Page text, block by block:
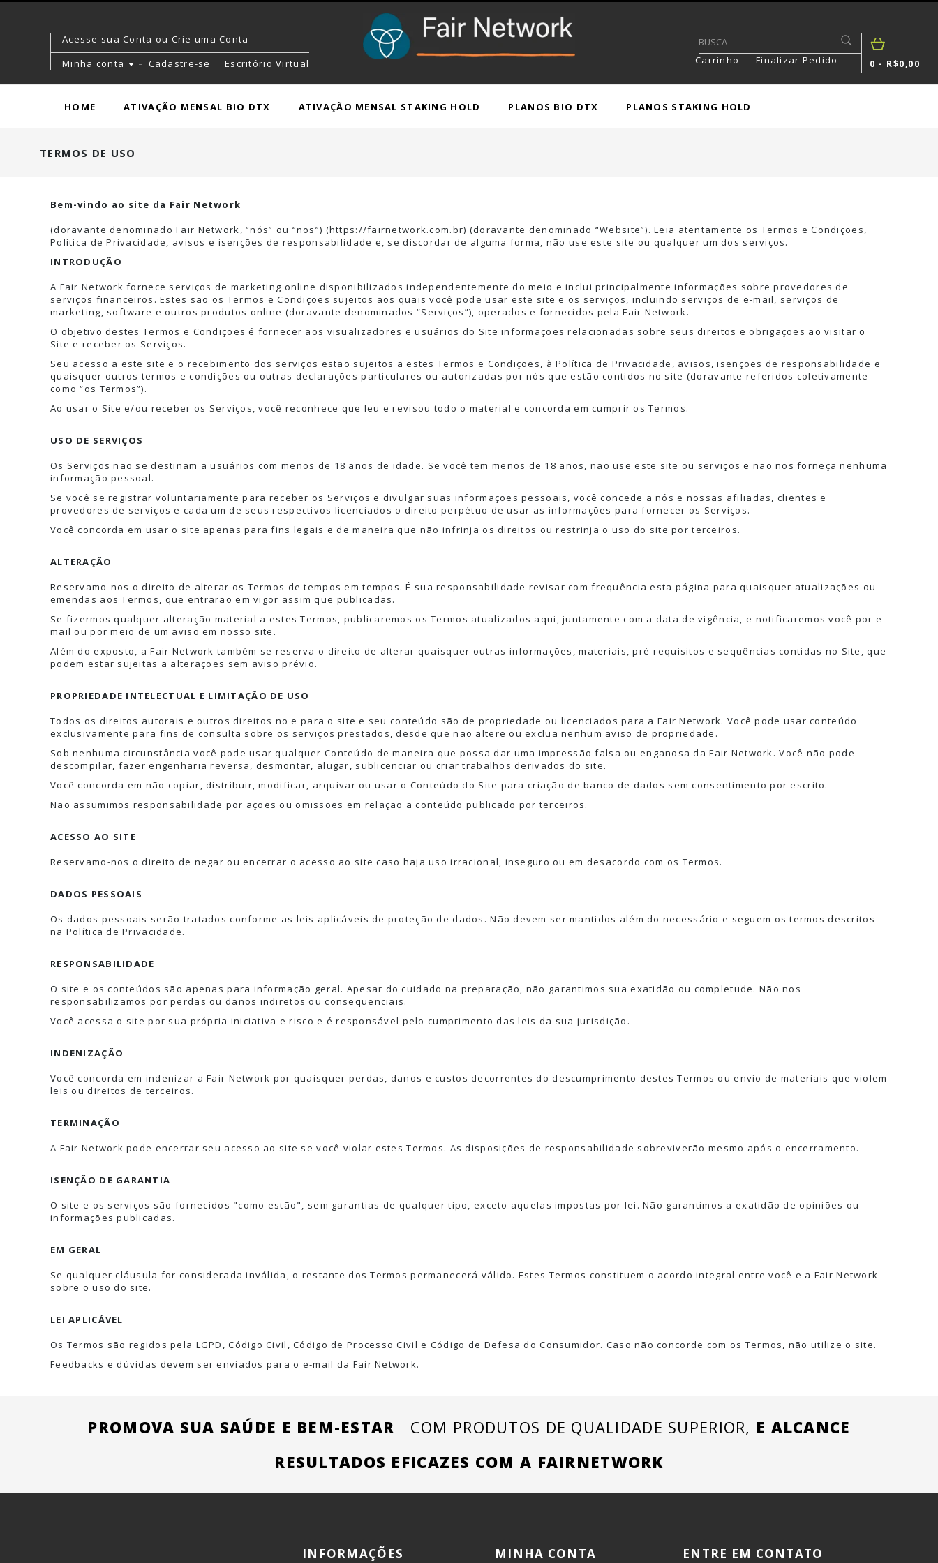
Acesse sua Conta ou Crie uma Conta
Minha conta
Cadastre-se Escritório Virtual 0 - R$0,00
Carrinho - Finalizar Pedido
HOME ATIVAÇÃO MENSAL BIO DTX ATIVAÇÃO MENSAL STAKING HOLD PLANOS BIO DTX PLANOS STAKING HOLD
TERMOS DE USO
Bem-vindo ao site da Fair Network
(doravante denominado Fair Network, “nós” ou “nos”) (https://fairnetwork.com.br) (doravante denominado “Website”). Leia atentamente os Termos e Condições,
Política de Privacidade, avisos e isenções de responsabilidade e, se discordar de alguma forma, não use este site ou qualquer um dos serviços.
INTRODUÇÃO
A Fair Network fornece serviços de marketing online disponibilizados independentemente do meio e inclui principalmente informações sobre provedores de
serviços financeiros. Estes são os Termos e Condições sujeitos aos quais você pode usar este site e os serviços, incluindo serviços de e-mail, serviços de
marketing, software e outros produtos online (doravante denominados “Serviços”), operados e fornecidos pela Fair Network.
O objetivo destes Termos e Condições é fornecer aos visualizadores e usuários do Site informações relacionadas sobre seus direitos e obrigações ao visitar o
Site e receber os Serviços.
Seu acesso a este site e o recebimento dos serviços estão sujeitos a estes Termos e Condições, à Política de Privacidade, avisos, isenções de responsabilidade e
quaisquer outros termos e condições ou outras declarações particulares ou autorizadas por nós que estão contidos no site (doravante referidos coletivamente
como “os Termos”).
Ao usar o Site e/ou receber os Serviços, você reconhece que leu e revisou todo o material e concorda em cumprir os Termos.
USO DE SERVIÇOS
Os Serviços não se destinam a usuários com menos de 18 anos de idade. Se você tem menos de 18 anos, não use este site ou serviços e não nos forneça nenhuma
informação pessoal.
Se você se registrar voluntariamente para receber os Serviços e divulgar suas informações pessoais, você concede a nós e nossas afiliadas, clientes e
provedores de serviços e cada um de seus respectivos licenciados o direito perpétuo de usar as informações para fornecer os Serviços.
Você concorda em usar o site apenas para fins legais e de maneira que não infrinja os direitos ou restrinja o uso do site por terceiros.
ALTERAÇÃO
Reservamo-nos o direito de alterar os Termos de tempos em tempos. É sua responsabilidade revisar com frequência esta página para quaisquer atualizações ou
emendas aos Termos, que entrarão em vigor assim que publicadas.
Se fizermos qualquer alteração material a estes Termos, publicaremos os Termos atualizados aqui, juntamente com a data de vigência, e notificaremos você por e-
mail ou por meio de um aviso em nosso site.
Além do exposto, a Fair Network também se reserva o direito de alterar quaisquer outras informações, materiais, pré-requisitos e sequências contidas no Site, que
podem estar sujeitas a alterações sem aviso prévio.
PROPRIEDADE INTELECTUAL E LIMITAÇÃO DE USO
Todos os direitos autorais e outros direitos no e para o site e seu conteúdo são de propriedade ou licenciados para a Fair Network. Você pode usar conteúdo
exclusivamente para fins de consulta sobre os serviços prestados, desde que não altere ou exclua nenhum aviso de propriedade.
Sob nenhuma circunstância você pode usar qualquer Conteúdo de maneira que possa dar uma impressão falsa ou enganosa da Fair Network. Você não pode
descompilar, fazer engenharia reversa, desmontar, alugar, sublicenciar ou criar trabalhos derivados do site.
Você concorda em não copiar, distribuir, modificar, arquivar ou usar o Conteúdo do Site para criação de banco de dados sem consentimento por escrito.
Não assumimos responsabilidade por ações ou omissões em relação a conteúdo publicado por terceiros.
ACESSO AO SITE
Reservamo-nos o direito de negar ou encerrar o acesso ao site caso haja uso irracional, inseguro ou em desacordo com os Termos.
DADOS PESSOAIS
Os dados pessoais serão tratados conforme as leis aplicáveis de proteção de dados. Não devem ser mantidos além do necessário e seguem os termos descritos
na Política de Privacidade.
RESPONSABILIDADE
O site e os conteúdos são apenas para informação geral. Apesar do cuidado na preparação, não garantimos sua exatidão ou completude. Não nos
responsabilizamos por perdas ou danos indiretos ou consequenciais.
Você acessa o site por sua própria iniciativa e risco e é responsável pelo cumprimento das leis da sua jurisdição.
INDENIZAÇÃO
Você concorda em indenizar a Fair Network por quaisquer perdas, danos e custos decorrentes do descumprimento destes Termos ou envio de materiais que violem
leis ou direitos de terceiros.
TERMINAÇÃO
A Fair Network pode encerrar seu acesso ao site se você violar estes Termos. As disposições de responsabilidade sobreviverão mesmo após o encerramento.
ISENÇÃO DE GARANTIA
O site e os serviços são fornecidos "como estão", sem garantias de qualquer tipo, exceto aquelas impostas por lei. Não garantimos a exatidão de opiniões ou
informações publicadas.
EM GERAL
Se qualquer cláusula for considerada inválida, o restante dos Termos permanecerá válido. Estes Termos constituem o acordo integral entre você e a Fair Network
sobre o uso do site.
LEI APLICÁVEL
Os Termos são regidos pela LGPD, Código Civil, Código de Processo Civil e Código de Defesa do Consumidor. Caso não concorde com os Termos, não utilize o site.
Feedbacks e dúvidas devem ser enviados para o e-mail da Fair Network.
PROMOVA SUA SAÚDE E BEM-ESTAR COM PRODUTOS DE QUALIDADE SUPERIOR, E ALCANCE
RESULTADOS EFICAZES COM A FAIRNETWORK
INFORMAÇÕES MINHA CONTA ENTRE EM CONTATO